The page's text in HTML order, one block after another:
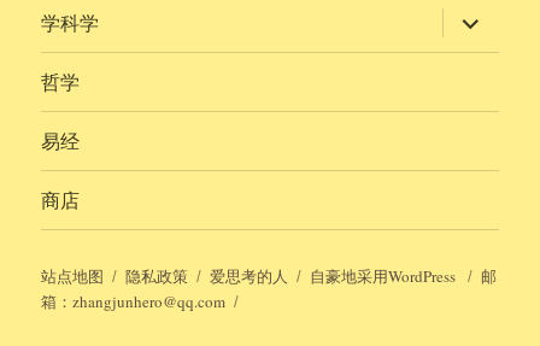
学科学 展
开
子
哲学
易经
商店
站点地图 隐私政策 爱思考的人 自豪地采用WordPress
邮
箱：zhangjunhero@qq.com